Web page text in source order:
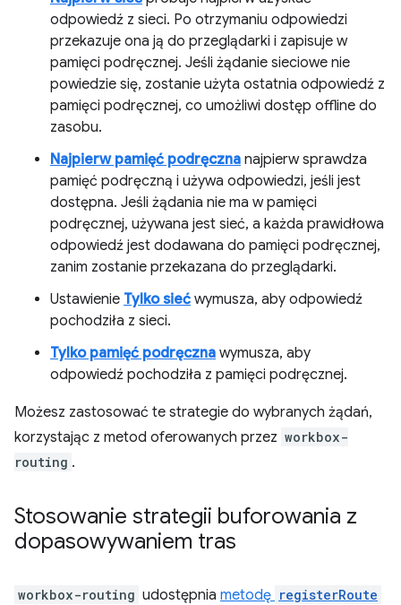
odpowiedź z sieci. Po otrzymaniu odpowiedzi
przekazuje ona ją do przeglądarki i zapisuje w
pamięci podręcznej. Jeśli żądanie sieciowe nie
powiedzie się, zostanie użyta ostatnia odpowiedź z
pamięci podręcznej, co umożliwi dostęp offline do
zasobu.
Najpierw pamięć podręczna najpierw sprawdza
pamięć podręczną i używa odpowiedzi, jeśli jest
dostępna. Jeśli żądania nie ma w pamięci
podręcznej, używana jest sieć, a każda prawidłowa
odpowiedź jest dodawana do pamięci podręcznej,
zanim zostanie przekazana do przeglądarki.
Ustawienie Tylko sieć wymusza, aby odpowiedź
pochodziła z sieci.
Tylko pamięć podręczna wymusza, aby
odpowiedź pochodziła z pamięci podręcznej.
Możesz zastosować te strategie do wybranych żądań,
korzystając z metod oferowanych przez workbox-
routing .
Stosowanie strategii buforowania z
dopasowywaniem tras
workbox-routing udostępnia metodę registerRoute